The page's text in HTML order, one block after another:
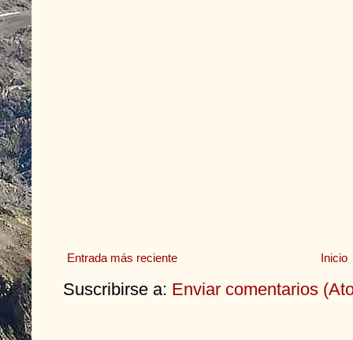
Entrada más reciente Inicio
Suscribirse a: Enviar comentarios